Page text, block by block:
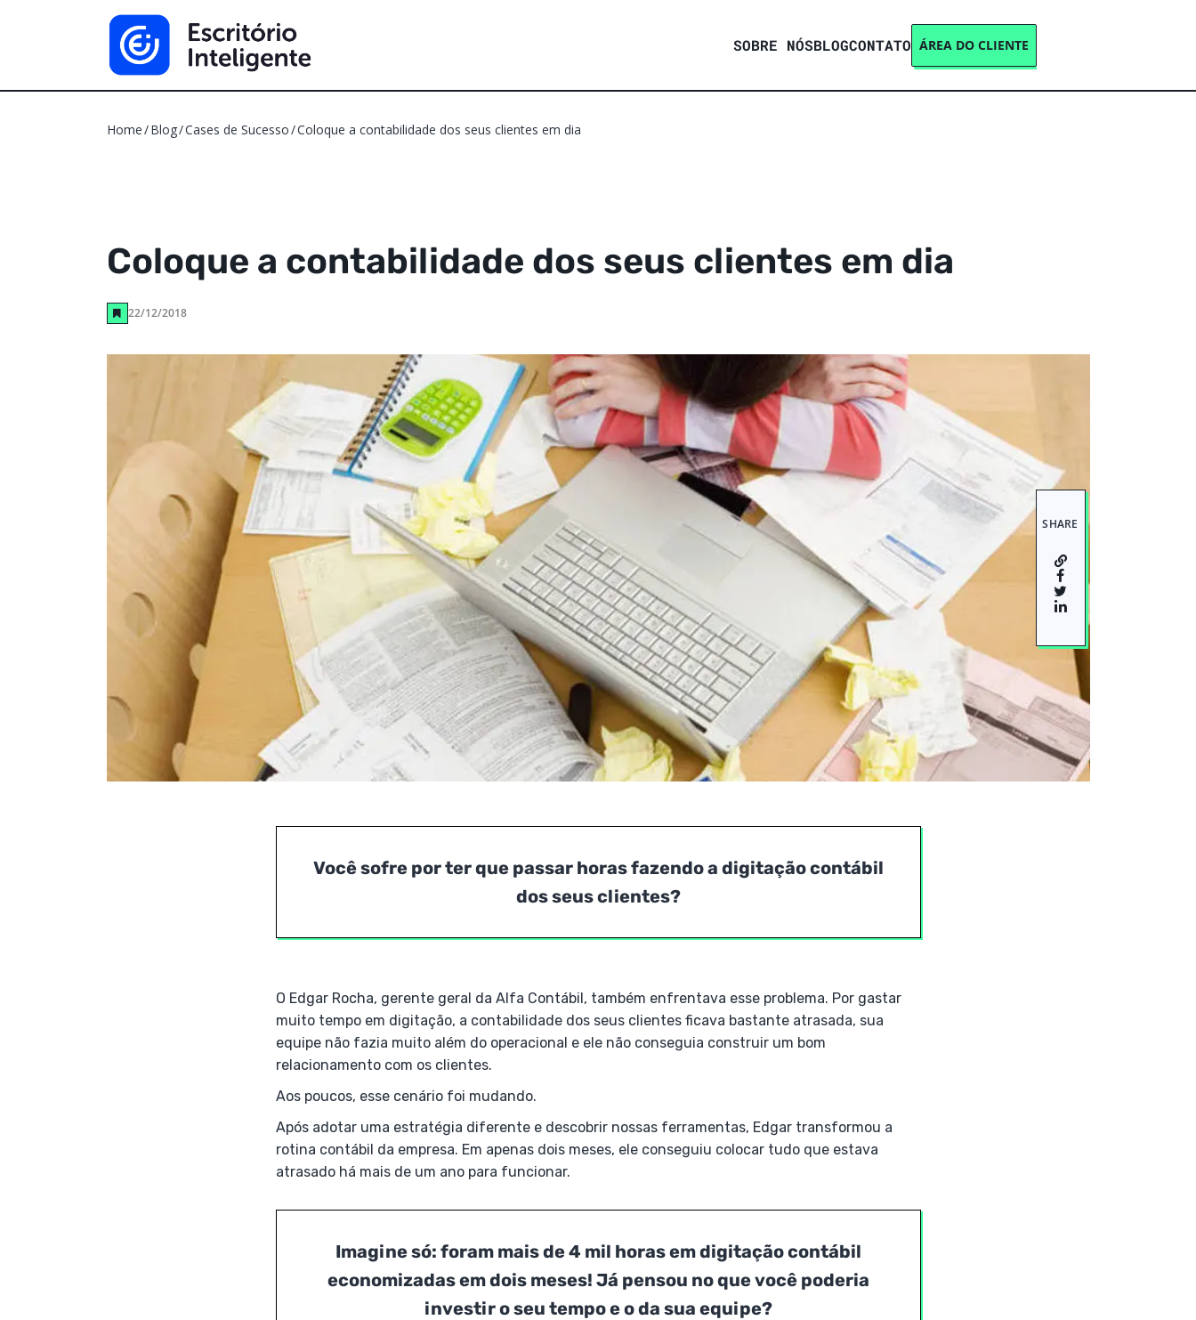
SOBRE NÓSBLOGCONTATO ÁREA DO CLIENTE
Home Blog Cases de Sucesso Coloque a contabilidade dos seus clientes em dia
Coloque a contabilidade dos seus clientes em dia
22/12/2018
SHARE
Você sofre por ter que passar horas fazendo a digitação contábil
dos seus clientes?
O Edgar Rocha, gerente geral da Alfa Contábil, também enfrentava esse problema. Por gastar
muito tempo em digitação, a contabilidade dos seus clientes ficava bastante atrasada, sua
equipe não fazia muito além do operacional e ele não conseguia construir um bom
relacionamento com os clientes.
Aos poucos, esse cenário foi mudando.
Após adotar uma estratégia diferente e descobrir nossas ferramentas, Edgar transformou a
rotina contábil da empresa. Em apenas dois meses, ele conseguiu colocar tudo que estava
atrasado há mais de um ano para funcionar.
Imagine só: foram mais de 4 mil horas em digitação contábil
economizadas em dois meses! Já pensou no que você poderia
investir o seu tempo e o da sua equipe?